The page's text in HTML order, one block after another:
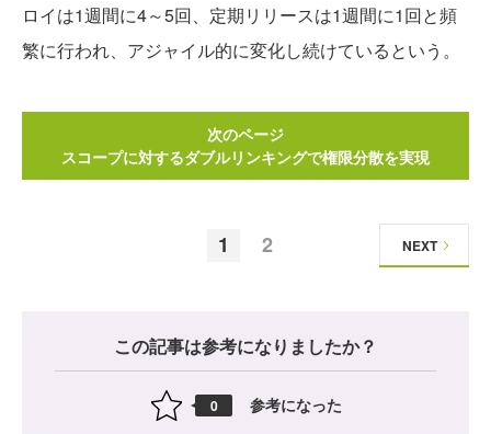
ロイは1週間に4～5回、定期リリースは1週間に1回と頻
繁に行われ、アジャイル的に変化し続けているという。
次のページ
スコープに対するダブルリンキングで権限分散を実現
1 2 NEXT
この記事は参考になりましたか？
0 参考になった